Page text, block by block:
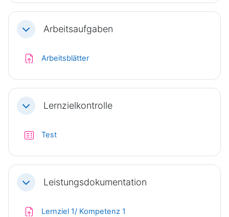
EinklappenArbeitsaufgaben
ArbeitsblätterAufgabe
EinklappenLernzielkontrolle
Test
EinklappenLeistungsdokumentation
Lernziel 1/ Kompetenz 1